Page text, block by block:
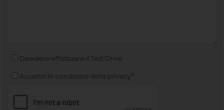
Desidero effettuare il Test Drive
Accetto le condizioni della privacy*